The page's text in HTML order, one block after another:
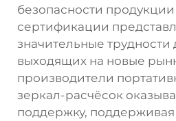
безопасности
сертификации
значительные трудности
выходящих на новые
производители
зеркал-расчёсок
поддержку,